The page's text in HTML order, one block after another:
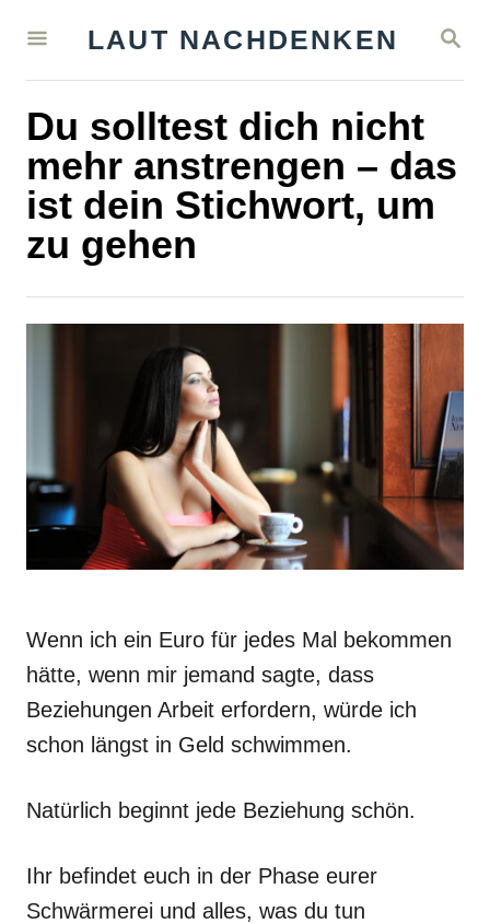
S
A
H
LAUT NACHDENKEN
Du solltest dich nicht
mehr anstrengen – das
ist dein Stichwort, um
zu gehen
Wenn ich ein Euro für jedes Mal bekommen
hätte, wenn mir jemand sagte, dass
Beziehungen Arbeit erfordern, würde ich
schon längst in Geld schwimmen.
Natürlich beginnt jede Beziehung schön.
Ihr befindet euch in der Phase eurer
Schwärmerei und alles, was du tun